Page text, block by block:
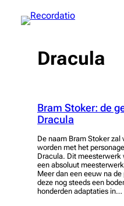
naar
Dracula
Bram Stoker: de
Dracula
De naam Bram Stoker zal
worden met het
Dracula. Dit meesterwerk
een absoluut
Meer dan een eeuw na
deze nog steeds een
honderden adaptaties in…